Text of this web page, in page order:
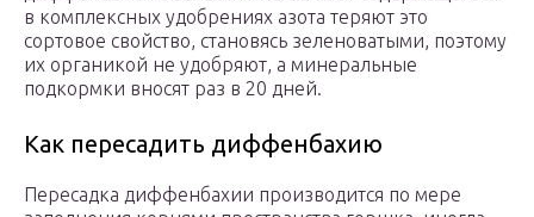
в комплексных удобрениях азота теряют это
сортовое свойство, становясь зеленоватыми, поэтому
их органикой не удобряют, а минеральные
подкормки вносят раз в 20 дней.
Как пересадить диффенбахию
Пересадка диффенбахии производится по мере